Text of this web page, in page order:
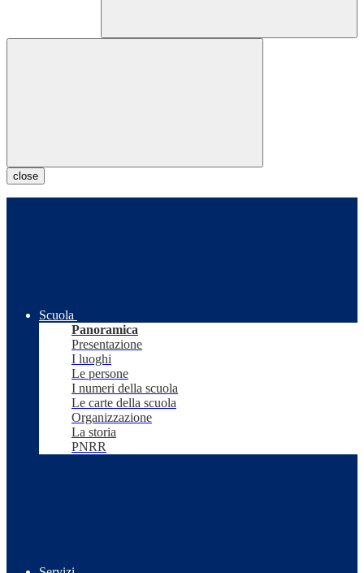
close
Scuola
Panoramica
Presentazione
I luoghi
Le persone
I numeri della scuola
Le carte della scuola
Organizzazione
La storia
PNRR